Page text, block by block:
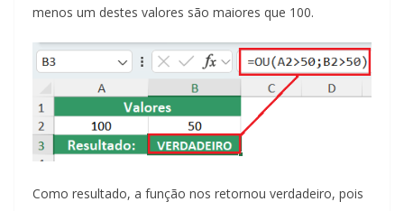
menos um destes valores são maiores que 100.
Como resultado, a função nos retornou verdadeiro, pois